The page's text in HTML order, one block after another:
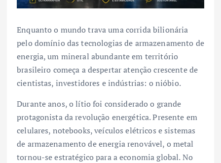
Enquanto o mundo trava uma corrida bilionária
pelo domínio das tecnologias de armazenamento de
energia, um mineral abundante em território
brasileiro começa a despertar atenção crescente de
cientistas, investidores e indústrias: o nióbio.
Durante anos, o lítio foi considerado o grande
protagonista da revolução energética. Presente em
celulares, notebooks, veículos elétricos e sistemas
de armazenamento de energia renovável, o metal
tornou-se estratégico para a economia global. No